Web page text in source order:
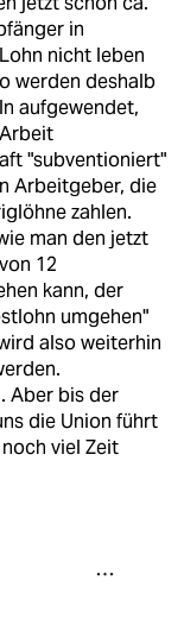
in
nicht leben
werden deshalb
aufgewendet,
"subventioniert"
Arbeitgeber, die
zahlen.
man den jetzt
12
kann, der
umgehen"
also weiterhin
Aber bis der
die Union führt
viel Zeit